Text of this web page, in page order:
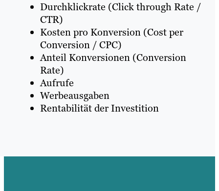
Durchklickrate (Click through Rate /
CTR)
Kosten pro Konversion (Cost per
Conversion / CPC)
Anteil Konversionen (Conversion
Rate)
Aufrufe
Werbeausgaben
Rentabilität der Investition